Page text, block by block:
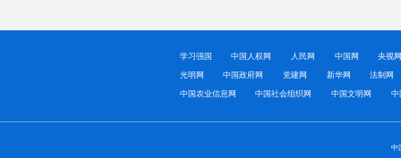
学习强国 中国人权网 人民网 中国网 央视
光明网 中国政府网 党建网 新华网 法制网
中国农业信息网 中国社会组织网 中国文明网 中
中